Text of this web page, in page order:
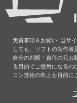
免責事項＆お願い: 当サ
しても、ソフトの製作者
自分の判断・責任の元お
る目的でご使用になるの
コン技術の向上を目的に